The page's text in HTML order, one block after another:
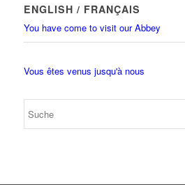
ENGLISH / FRANÇAIS
You have come to visit our Abbey
Vous êtes venus jusqu'à nous